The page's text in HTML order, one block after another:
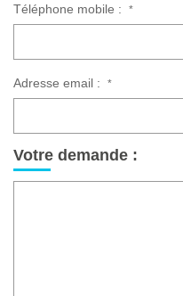
Téléphone mobile : *
Adresse email : *
Votre demande :